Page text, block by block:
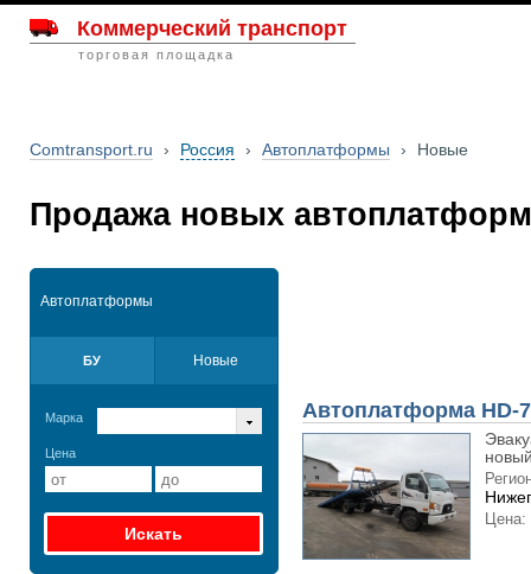
Коммерческий транспорт
торговая площадка
Comtransport.ru › Россия › Автоплатформы › Новые
Продажа новых автоплатформ
Автоплатформы
БУ Новые
Марка
Цена
Автоплатформа HD-
Цена: